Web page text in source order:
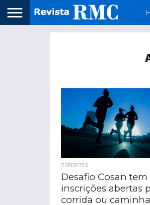
ESPORTES
Desafio Cosan tem
inscrições abertas
corrida ou